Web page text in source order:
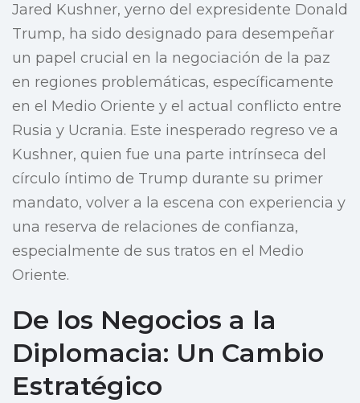
Jared Kushner, yerno del expresidente Donald
Trump, ha sido designado para desempeñar
un papel crucial en la negociación de la paz
en regiones problemáticas, específicamente
en el Medio Oriente y el actual conflicto entre
Rusia y Ucrania. Este inesperado regreso ve a
Kushner, quien fue una parte intrínseca del
círculo íntimo de Trump durante su primer
mandato, volver a la escena con experiencia y
una reserva de relaciones de confianza,
especialmente de sus tratos en el Medio
Oriente.
De los Negocios a la
Diplomacia: Un Cambio
Estratégico